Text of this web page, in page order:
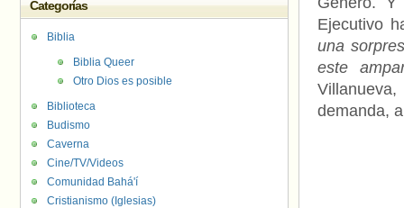
Ejecutivo
una
este
demanda,
Categorías
Biblia
Biblia Queer
Otro Dios es posible
Biblioteca
Budismo
Caverna
Cine/TV/Videos
Comunidad Bahá'í
Cristianismo (Iglesias)